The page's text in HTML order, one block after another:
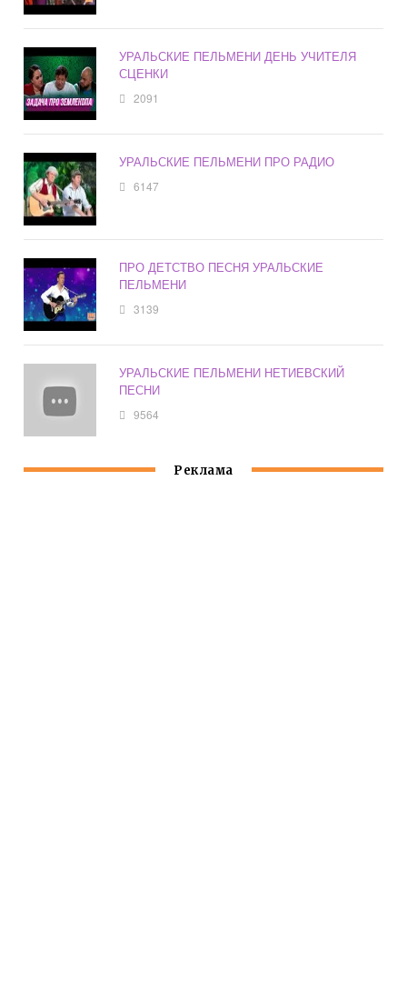
УРАЛЬСКИЕ ПЕЛЬМЕНИ ДЕНЬ УЧИТЕЛЯ
СЦЕНКИ
2091
УРАЛЬСКИЕ ПЕЛЬМЕНИ ПРО РАДИО
6147
ПРО ДЕТСТВО ПЕСНЯ УРАЛЬСКИЕ
ПЕЛЬМЕНИ
3139
УРАЛЬСКИЕ ПЕЛЬМЕНИ НЕТИЕВСКИЙ
ПЕСНИ
9564
Реклама